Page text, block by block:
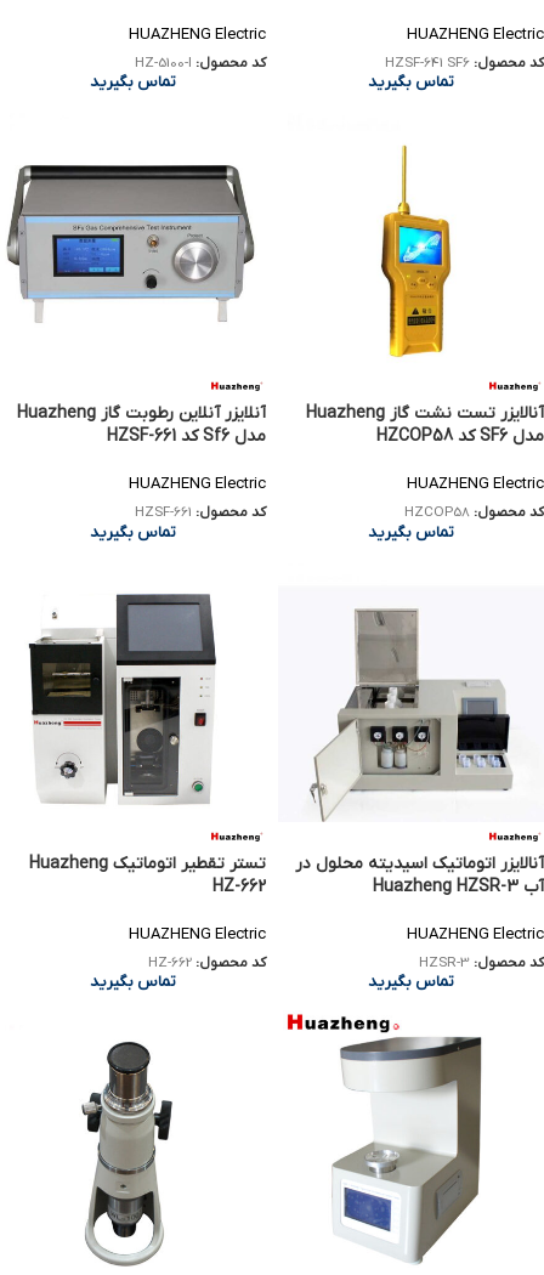
HUAZHENG Electric
کد محصول: HZSF-641 SF6
تماس بگیرید
HUAZHENG Electric
کد محصول: HZ-5100-I
تماس بگیرید
آنالایزر تست نشت گاز Huazheng
مدل SF6 کد HZCOP58
HUAZHENG Electric
کد محصول: HZCOP58
تماس بگیرید
آنلایزر آنلاین رطوبت گاز Huazheng
مدل Sf6 کد HZSF-661
HUAZHENG Electric
کد محصول: HZSF-661
تماس بگیرید
آنالایزر اتوماتیک اسیدیته محلول در
آب Huazheng HZSR-3
HUAZHENG Electric
کد محصول: HZSR-3
تماس بگیرید
تستر تقطیر اتوماتیک Huazheng
HZ-662
HUAZHENG Electric
کد محصول: HZ-662
تماس بگیرید